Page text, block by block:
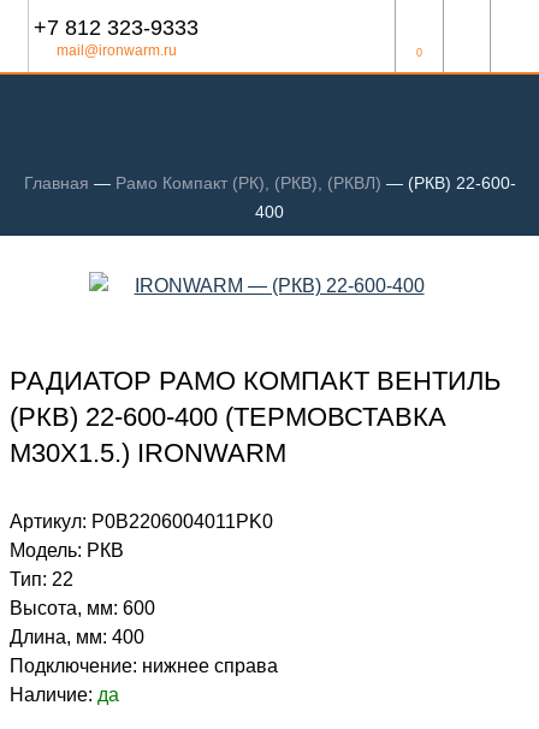
+7 812 323-9333
mail@ironwarm.ru 0
Главная — Рамо Компакт (РК), (РКВ), (РКВЛ) — (РКВ) 22-600-
400
РАДИАТОР РАМО КОМПАКТ ВЕНТИЛЬ
(РКВ) 22-600-400 (ТЕРМОВСТАВКА
М30Х1.5.) IRONWARM
Артикул: Р0В2206004011PK0
Модель: РКВ
Тип: 22
Высота, мм: 600
Длина, мм: 400
Подключение: нижнее справа
Наличие: да